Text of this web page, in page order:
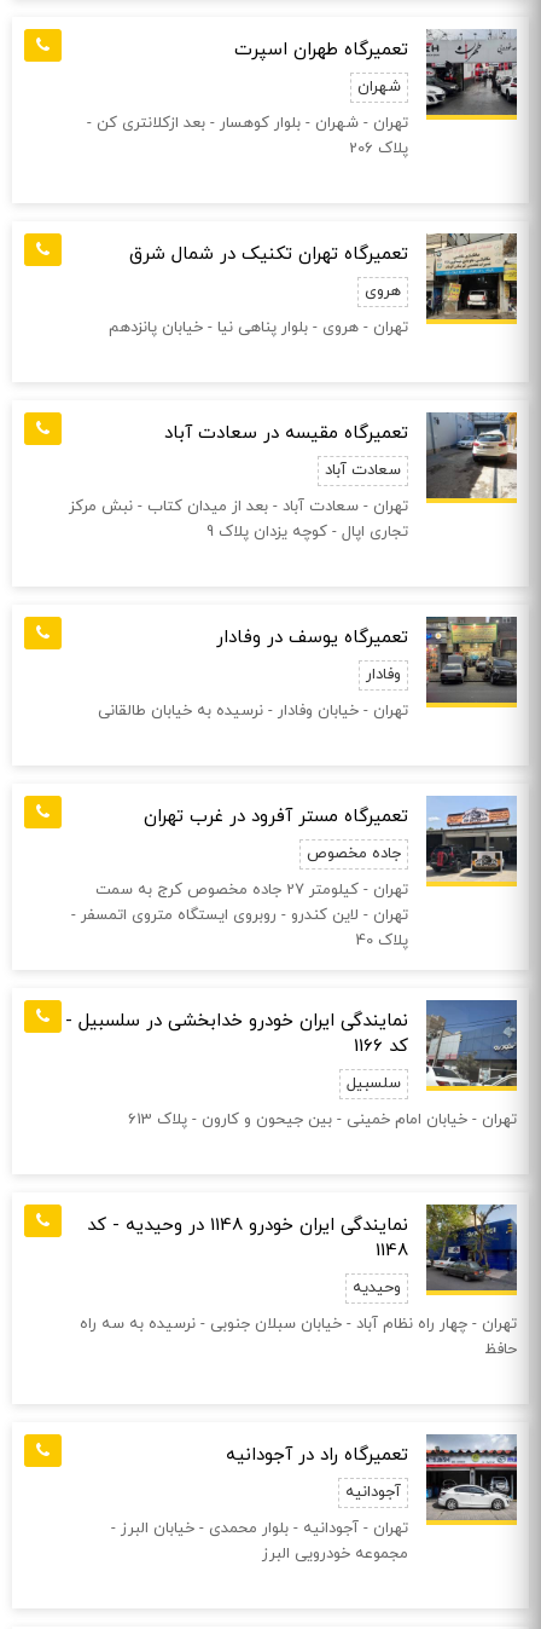
تعمیرگاه طهران اسپرت
شهران
تهران - شهران - بلوار کوهسار - بعد ازکلانتری کن -
پلاک 206
تعمیرگاه تهران تکنیک در شمال شرق
هروی
تهران - هروی - بلوار پناهی نیا - خیابان پانزدهم
تعمیرگاه مقیسه در سعادت آباد
سعادت آباد
تهران - سعادت آباد - بعد از میدان کتاب - نبش مرکز
تجاری اپال - کوچه یزدان پلاک 9
تعمیرگاه یوسف در وفادار
وفادار
تهران - خیابان وفادار - نرسیده به خیابان طالقانی
تعمیرگاه مستر آفرود در غرب تهران
جاده مخصوص
تهران - کیلومتر 27 جاده مخصوص کرج به سمت
تهران - لاین کندرو - روبروی ایستگاه متروی اتمسفر -
پلاک 40
نمایندگی ایران خودرو خدابخشی در سلسبیل -
کد 1166
سلسبیل
تهران - خیابان امام خمينی - بين جيحون و كارون - پلاک 613
نمایندگی ایران خودرو 1148 در وحیدیه - کد
1148
وحیدیه
تهران - چهار راه نظام آباد - خيابان سبلان جنوبی - نرسيده به سه راه
حافظ
تعمیرگاه راد در آجودانیه
آجودانیه
تهران - آجودانیه - بلوار محمدی - خیابان البرز -
مجموعه خودرویی البرز